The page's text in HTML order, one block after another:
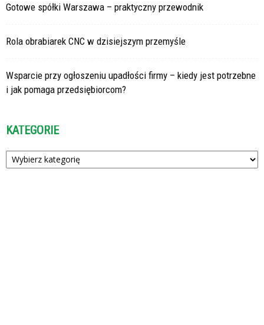
Gotowe spółki Warszawa – praktyczny przewodnik
Rola obrabiarek CNC w dzisiejszym przemyśle
Wsparcie przy ogłoszeniu upadłości firmy – kiedy jest potrzebne
i jak pomaga przedsiębiorcom?
KATEGORIE
Kategorie